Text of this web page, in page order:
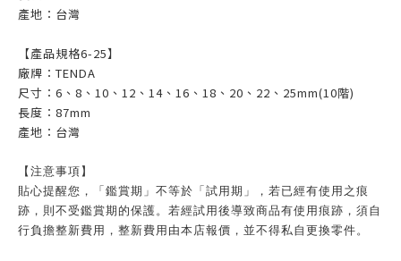
產地：台灣
【產品規格6-25】
廠牌：TENDA
尺寸：6、8、10、12、14、16、18、20、22、25mm(10階)
長度：87mm
產地：台灣
【注意事項】
貼心提醒您，「鑑賞期」不等於「試用期」，若已經有使用之痕
跡，則不受鑑賞期的保護。若經試用後導致商品有使用痕跡，須自
行負擔整新費用，整新費用由本店報價，並不得私自更換零件。